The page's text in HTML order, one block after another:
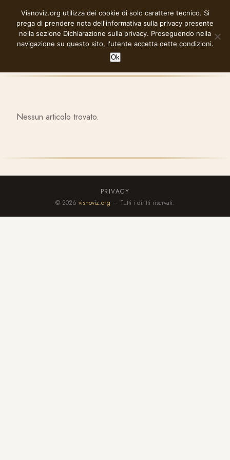
contenuto
VISNOVIZ.ORG
Nessun articolo trovato.
PRIVACY
© 2026 visnoviz.org — Tutti i diritti riservati.
Visnoviz.org utilizza dei cookie di solo carattere tecnico. Si
prega di prendere nota dell'informativa sulla privacy presente
nella sezione Dichiarazione sulla privacy. Proseguendo nella
navigazione su questo sito, l'utente accetta dette condizioni.
Ok